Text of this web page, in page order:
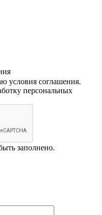
условия соглашения.
персональных
заполнено.